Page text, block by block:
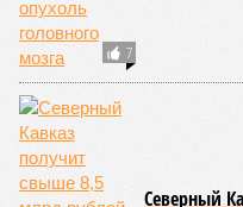
7
Северный